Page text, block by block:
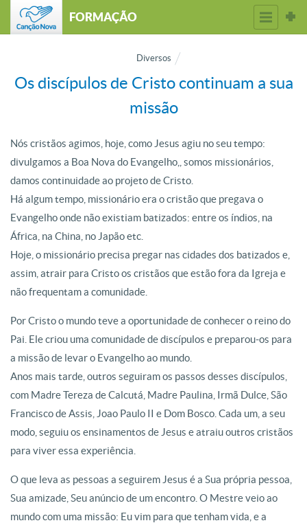
FORMAÇÃO
Diversos
Os discípulos de Cristo continuam a sua
missão
Nós cristãos agimos, hoje, como Jesus agiu no seu tempo:
divulgamos a Boa Nova do Evangelho,, somos missionários,
damos continuidade ao projeto de Cristo.
Há algum tempo, missionário era o cristão que pregava o
Evangelho onde não existiam batizados: entre os índios, na
África, na China, no Japão etc.
Hoje, o missionário precisa pregar nas cidades dos batizados e,
assim, atrair para Cristo os cristãos que estão fora da Igreja e
não frequentam a comunidade.
Por Cristo o mundo teve a oportunidade de conhecer o reino do
Pai. Ele criou uma comunidade de discípulos e preparou-os para
a missão de levar o Evangelho ao mundo.
Anos mais tarde, outros seguiram os passos desses discípulos,
com Madre Tereza de Calcutá, Madre Paulina, Irmã Dulce, São
Francisco de Assis, Joao Paulo II e Dom Bosco. Cada um, a seu
modo, seguiu os ensinamentos de Jesus e atraiu outros cristãos
para viver essa experiência.
O que leva as pessoas a seguirem Jesus é a Sua própria pessoa,
Sua amizade, Seu anúncio de um encontro. O Mestre veio ao
mundo com uma missão: Eu vim para que tenham vida, e a